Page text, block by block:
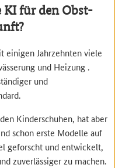
KI für den Obst-
einigen Jahrzehnten viele
und Heizung .
und
Kinderschuhen, hat aber
schon erste Modelle auf
geforscht und entwickelt,
zuverlässiger zu machen.